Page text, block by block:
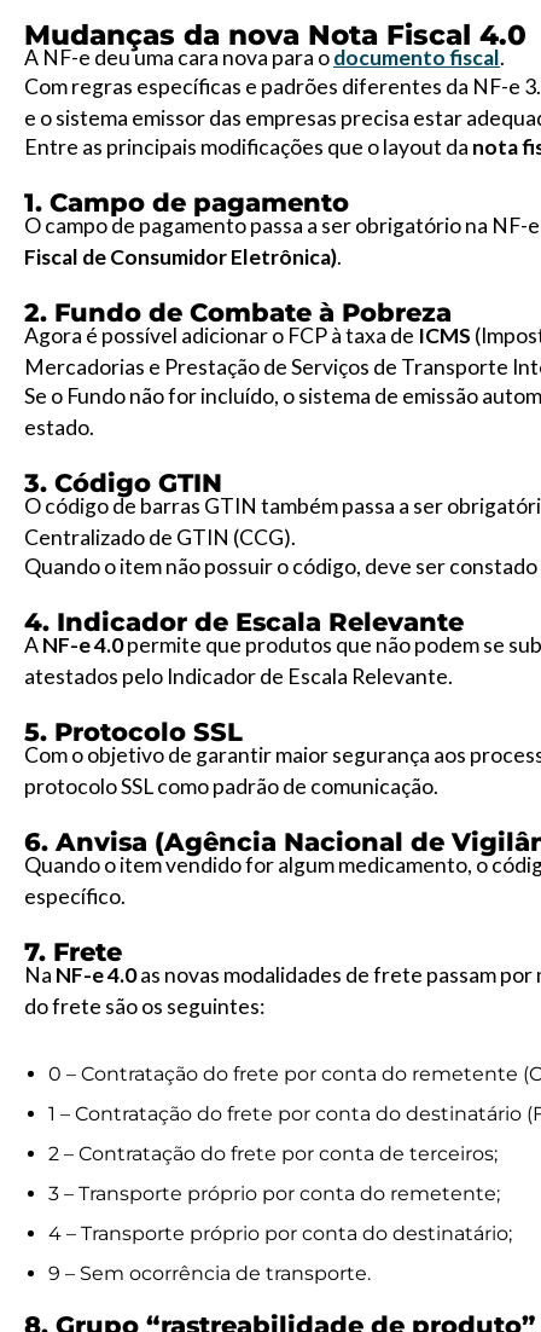
Mudanças da nova Nota Fiscal 4.0
A NF-e deu uma cara nova para odocumento fiscal.
Com regras específicas e padrões diferentes da NF-e
e o sistema emissor das empresas precisa estar
Entre as principais modificações que o layout da nota
1. Campo de pagamento
O campo de pagamento passa a ser obrigatório na NF-
Fiscal de Consumidor Eletrônica).
2. Fundo de Combate à Pobreza
Agora é possível adicionar o FCP à taxa de ICMS
Mercadorias e Prestação de Serviços de Transporte
Se o Fundo não for incluído, o sistema de emissão
estado.
3. Código GTIN
O código de barras GTIN também passa a ser
Centralizado de GTIN (CCG).
Quando o item não possuir o código, deve ser
4. Indicador de Escala Relevante
ANF-e 4.0permite que produtos que não podem se
atestados pelo Indicador de Escala Relevante.
5. Protocolo SSL
Com o objetivo de garantir maior segurança aos
protocolo SSL como padrão de comunicação.
6. Anvisa (Agência Nacional de
Quando o item vendido for algum medicamento, o
específico.
7. Frete
Na NF-e 4.0as novas modalidades de frete passam
do frete são os seguintes:
0 – Contratação do frete por conta do remetente
1 – Contratação do frete por conta do destinatário
2 – Contratação do frete por conta de terceiros;
3 – Transporte próprio por conta do remetente;
4 – Transporte próprio por conta do destinatário;
9 – Sem ocorrência de transporte.
8. Grupo “rastreabilidade de produto”